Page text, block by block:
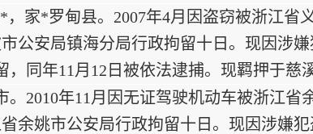
家*罗甸县。2007年4月因盗窃被浙江省
公安局镇海分局行政拘留十日。现因涉
同年11月12日被依法逮捕。现羁押于慈
2010年11月因无证驾驶机动车被浙江省
余姚市公安局行政拘留十日。现因涉嫌犯